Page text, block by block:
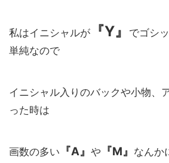
私はイニシャルが 『Y』
でゴシ
単純なので
イニシャル入りのバックや小物、
った時は
画数の多い 『A』 や 『M』 なんか